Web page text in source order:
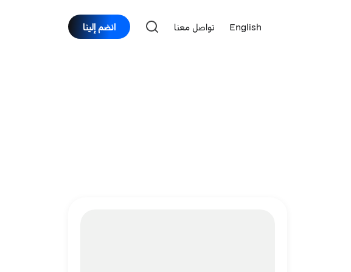
English تواصل معنا انضم إلينا